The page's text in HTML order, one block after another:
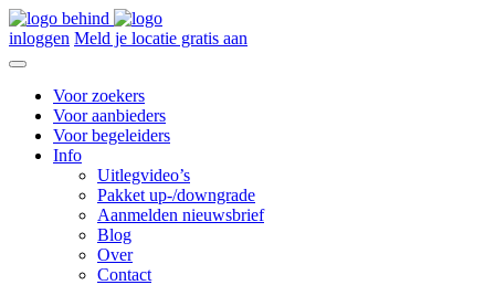
inloggen Meld je locatie gratis aan
Voor zoekers
Voor aanbieders
Voor begeleiders
Info
Uitlegvideo’s
Pakket up-/downgrade
Aanmelden nieuwsbrief
Blog
Over
Contact